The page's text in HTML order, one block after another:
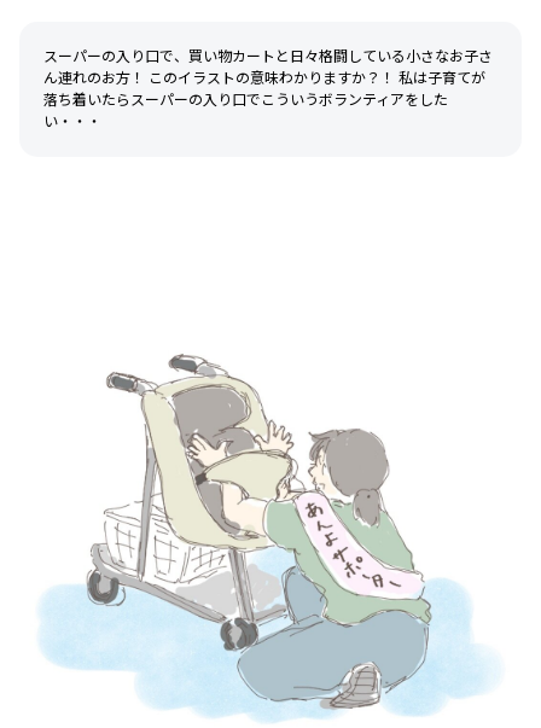
スーパーの入り口で、買い物カートと日々格闘している小さなお子さ
ん連れのお方！ このイラストの意味わかりますか？！ 私は子育てが
落ち着いたらスーパーの入り口でこういうボランティアをした
い・・・